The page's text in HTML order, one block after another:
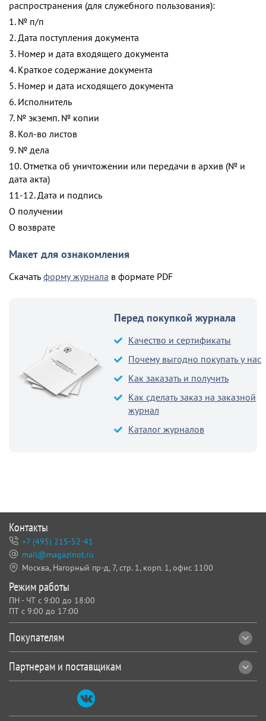
распространения (для служебного пользования):
1. № п/п
2. Дата поступления документа
3. Номер и дата входящего документа
4. Краткое содержание документа
5. Номер и дата исходящего документа
6. Исполнитель
7. № экземп. № копии
8. Кол-во листов
9. № дела
10. Отметка об уничтожении или передачи в архив (№ и
дата акта)
11-12. Дата и подпись
О получении
О возврате
Макет для ознакомления
Скачать форму журнала в формате PDF
Перед покупкой журнала
Качество и сертификаты
Почему выгодно покупать у нас
Как заказать и получить
Как сделать заказ на заказной
журнал
Каталог журналов
Покупателям
Партнерам и поставщикам
Контакты
+7 (495) 215-52-41
mail@magazinot.ru
Москва, Нагорный пр-д, 7, стр. 1, корп. 1, офис 1100
Режим работы
ПН - ЧТ с 9:00 до 18:00
ПТ с 9:00 до 17:00